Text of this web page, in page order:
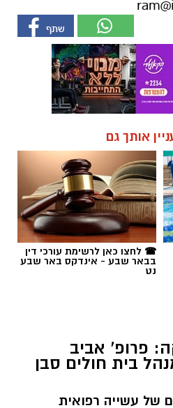
אותך גם
☎ לחצו כאן לרשימת עורכי דין
בבאר שבע - אינדקס באר שבע
נט
פרופ' אביב
בית חולים סבן
של עשייה רפואית